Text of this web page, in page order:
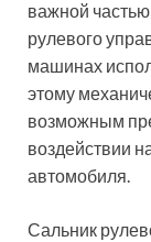
важной
рулевого
машинах
этому
возможным
воздействии
автомобиля.
Сальник